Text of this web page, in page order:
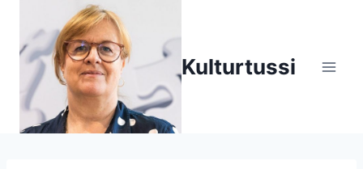
Inhalt
springen
Kulturtussi